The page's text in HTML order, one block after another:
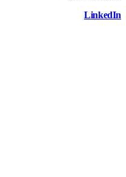
LinkedIn